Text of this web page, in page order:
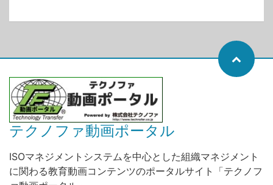
テクノファ動画ポータル
ISOマネジメントシステムを中心とした組織マネジメント
に関わる教育動画コンテンツのポータルサイト「テクノフ